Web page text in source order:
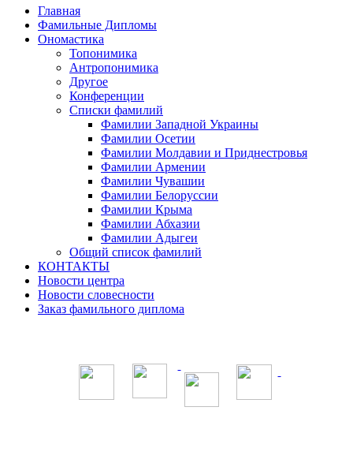
Главная
Фамильные Дипломы
Ономастика
Топонимика
Антропонимика
Другое
Конференции
Списки фамилий
Фамилии Западной Украины
Фамилии Осетии
Фамилии Молдавии и Приднестровья
Фамилии Армении
Фамилии Чувашии
Фамилии Белоруссии
Фамилии Крыма
Фамилии Абхазии
Фамилии Адыгеи
Общий список фамилий
КОНТАКТЫ
Новости центра
Новости словесности
Заказ фамильного диплома